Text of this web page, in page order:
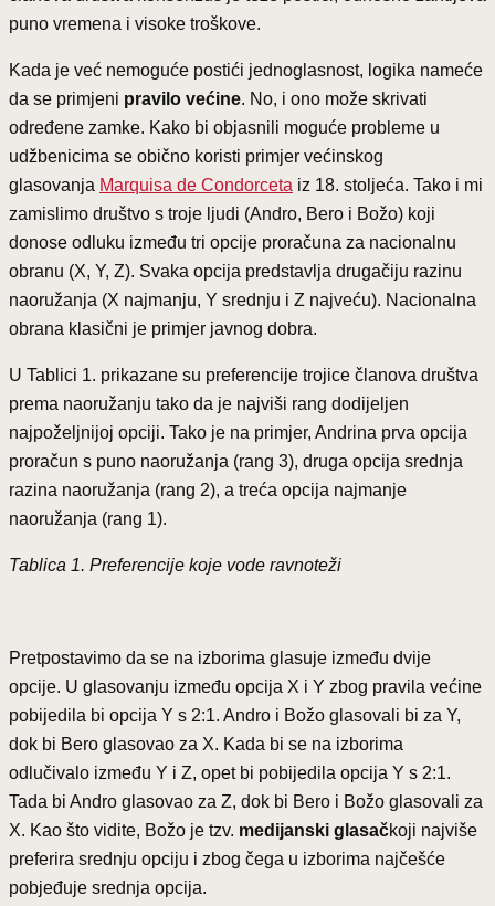
puno vremena i visoke troškove.
Kada je već nemoguće postići jednoglasnost, logika nameće
da se primjeni pravilo većine. No, i ono može skrivati
određene zamke. Kako bi objasnili moguće probleme u
udžbenicima se obično koristi primjer većinskog
glasovanja Marquisa de Condorceta iz 18. stoljeća. Tako i mi
zamislimo društvo s troje ljudi (Andro, Bero i Božo) koji
donose odluku između tri opcije proračuna za nacionalnu
obranu (X, Y, Z). Svaka opcija predstavlja drugačiju razinu
naoružanja (X najmanju, Y srednju i Z najveću). Nacionalna
obrana klasični je primjer javnog dobra.
U Tablici 1. prikazane su preferencije trojice članova društva
prema naoružanju tako da je najviši rang dodijeljen
najpoželjnijoj opciji. Tako je na primjer, Andrina prva opcija
proračun s puno naoružanja (rang 3), druga opcija srednja
razina naoružanja (rang 2), a treća opcija najmanje
naoružanja (rang 1).
Tablica 1. Preferencije koje vode ravnoteži
Pretpostavimo da se na izborima glasuje između dvije
opcije. U glasovanju između opcija X i Y zbog pravila većine
pobijedila bi opcija Y s 2:1. Andro i Božo glasovali bi za Y,
dok bi Bero glasovao za X. Kada bi se na izborima
odlučivalo između Y i Z, opet bi pobijedila opcija Y s 2:1.
Tada bi Andro glasovao za Z, dok bi Bero i Božo glasovali za
X. Kao što vidite, Božo je tzv. medijanski glasačkoji najviše
preferira srednju opciju i zbog čega u izborima najčešće
pobjeđuje srednja opcija.